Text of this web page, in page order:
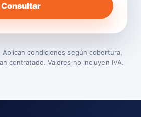
Consultar
condiciones según cobertura,
contratado. Valores no incluyen IVA.